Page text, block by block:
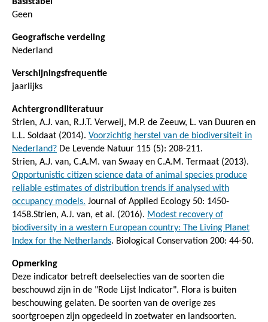
Geen
Geografische verdeling
Nederland
Verschijningsfrequentie
jaarlijks
Achtergrondliteratuur
Strien, A.J. van, R.J.T. Verweij, M.P. de Zeeuw, L. van Duuren en
L.L. Soldaat (2014). Voorzichtig herstel van de biodiversiteit in
Nederland? De Levende Natuur 115 (5): 208-211.
Strien, A.J. van, C.A.M. van Swaay en C.A.M. Termaat (2013).
Opportunistic citizen science data of animal species produce
reliable estimates of distribution trends if analysed with
occupancy models. Journal of Applied Ecology 50: 1450-
1458.Strien, A.J. van, et al. (2016). Modest recovery of
biodiversity in a western European country: The Living Planet
Index for the Netherlands. Biological Conservation 200: 44-50.
Opmerking
Deze indicator betreft deelselecties van de soorten die
beschouwd zijn in de "Rode Lijst Indicator". Flora is buiten
beschouwing gelaten. De soorten van de overige zes
soortgroepen zijn opgedeeld in zoetwater en landsoorten.